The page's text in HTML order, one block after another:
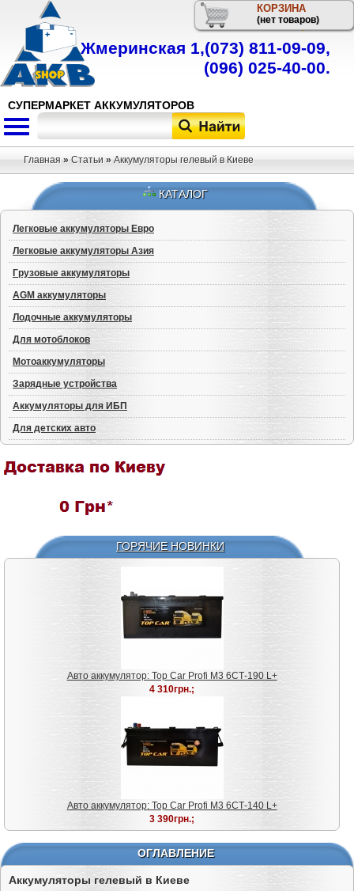
КОРЗИНА
(нет товаров)
СУПЕРМАРКЕТ АККУМУЛЯТОРОВ
Телефон
Жмеринская 1,(073) 811-09-09,
(096) 025-40-00.
Главная » Статьи » Аккумуляторы гелевый в Киеве
КАТАЛОГ
Легковые аккумуляторы Евро
Легковые аккумуляторы Азия
Грузовые аккумуляторы
AGM аккумуляторы
Лодочные аккумуляторы
Для мотоблоков
Мотоаккумуляторы
Зарядные устройства
Аккумуляторы для ИБП
Для детских авто
ГОРЯЧИЕ НОВИНКИ
Авто аккумулятор: Top Car Profi M3 6СТ-190 L+
4 310грн.;
Авто аккумулятор: Top Car Profi M3 6СТ-140 L+
3 390грн.;
ОГЛАВЛЕНИЕ
Аккумуляторы гелевый в Киеве